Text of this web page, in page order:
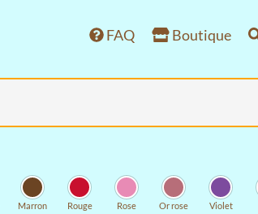
FAQ Boutique
Marron Rouge Rose Or rose Violet